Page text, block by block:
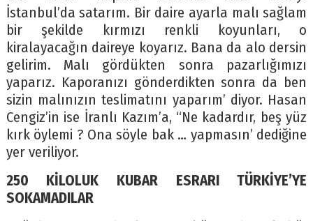
İstanbul’da satarım. Bir daire ayarla malı sağlam
bir şekilde kırmızı renkli koyunları, o
kiralayacağın daireye koyarız. Bana da alo dersin
gelirim. Malı gördükten sonra pazarlığımızı
yaparız. Kaporanızı gönderdikten sonra da ben
sizin malınızın teslimatını yaparım’ diyor. Hasan
Cengiz’in ise İranlı Kazım’a, “Ne kadardır, beş yüz
kırk öylemi ? Ona söyle bak … yapmasın’ dediğine
yer veriliyor.
250 KİLOLUK KUBAR ESRARI TÜRKİYE’YE
SOKAMADILAR